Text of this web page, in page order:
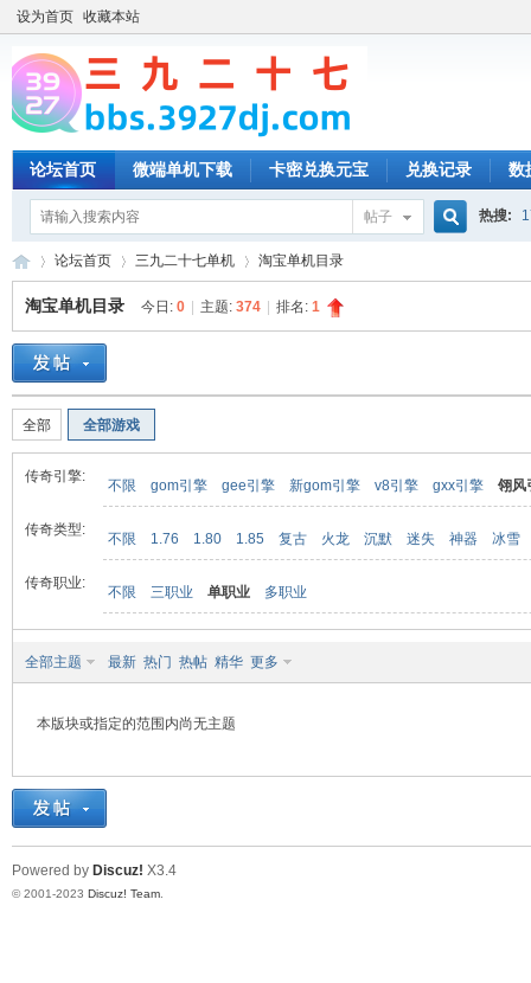
设为首页 收藏本站
论坛首页 微端单机下载 卡密兑换元宝 兑换记录 数
帖子 热搜:
»
论坛首页 三九二十七单机 淘宝单机目录
淘宝单机目录 今日: 0 主题: 374 排名: 1
全部 全部游戏
传奇引擎:
不限 gom引擎 gee引擎 新gom引擎 v8引擎 gxx引擎 翎风
传奇类型:
不限 1.76 1.80 1.85 复古 火龙 沉默 迷失 神器 冰雪
传奇职业:
不限 三职业 单职业 多职业
全部主题 最新 热门 热帖 精华 更多
本版块或指定的范围内尚无主题
Powered by Discuz! X3.4
© 2001-2023 Discuz! Team.